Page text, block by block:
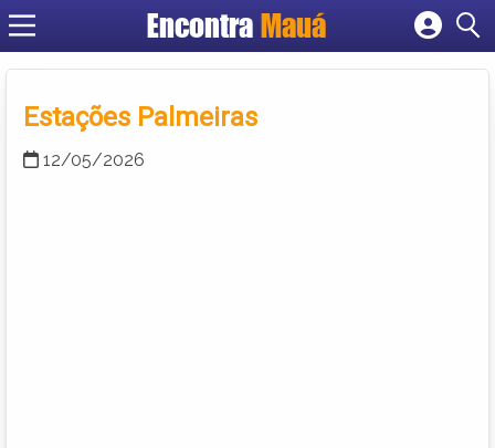
EncontraMauá
Criar conta
Estações Palmeiras
12/05/2026